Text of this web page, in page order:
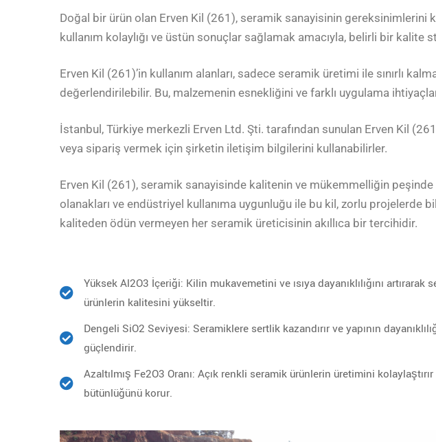
Doğal bir ürün olan Erven Kil (261), seramik sanayisinin
kullanım kolaylığı ve üstün sonuçlar sağlamak amacıyla, belirli bir kalite
Erven Kil (261)’in kullanım alanları, sadece seramik üretimi ile sınırlı
değerlendirilebilir. Bu, malzemenin esnekliğini ve farklı uygulama
İstanbul, Türkiye merkezli Erven Ltd. Şti. tarafından sunulan Erven Kil
veya sipariş vermek için şirketin iletişim bilgilerini kullanabilirler.
Erven Kil (261), seramik sanayisinde kalitenin ve mükemmelliğin
olanakları ve endüstriyel kullanıma uygunluğu ile bu kil, zorlu projelerde
kaliteden ödün vermeyen her seramik üreticisinin akıllıca bir tercihidir.
Yüksek Al2O3 İçeriği: Kilin mukavemetini ve ısıya dayanıklılığını artırarak
ürünlerin kalitesini yükseltir.
Dengeli SiO2 Seviyesi: Seramiklere sertlik kazandırır ve yapının
güçlendirir.
Azaltılmış Fe2O3 Oranı: Açık renkli seramik ürünlerin üretimini
bütünlüğünü korur.